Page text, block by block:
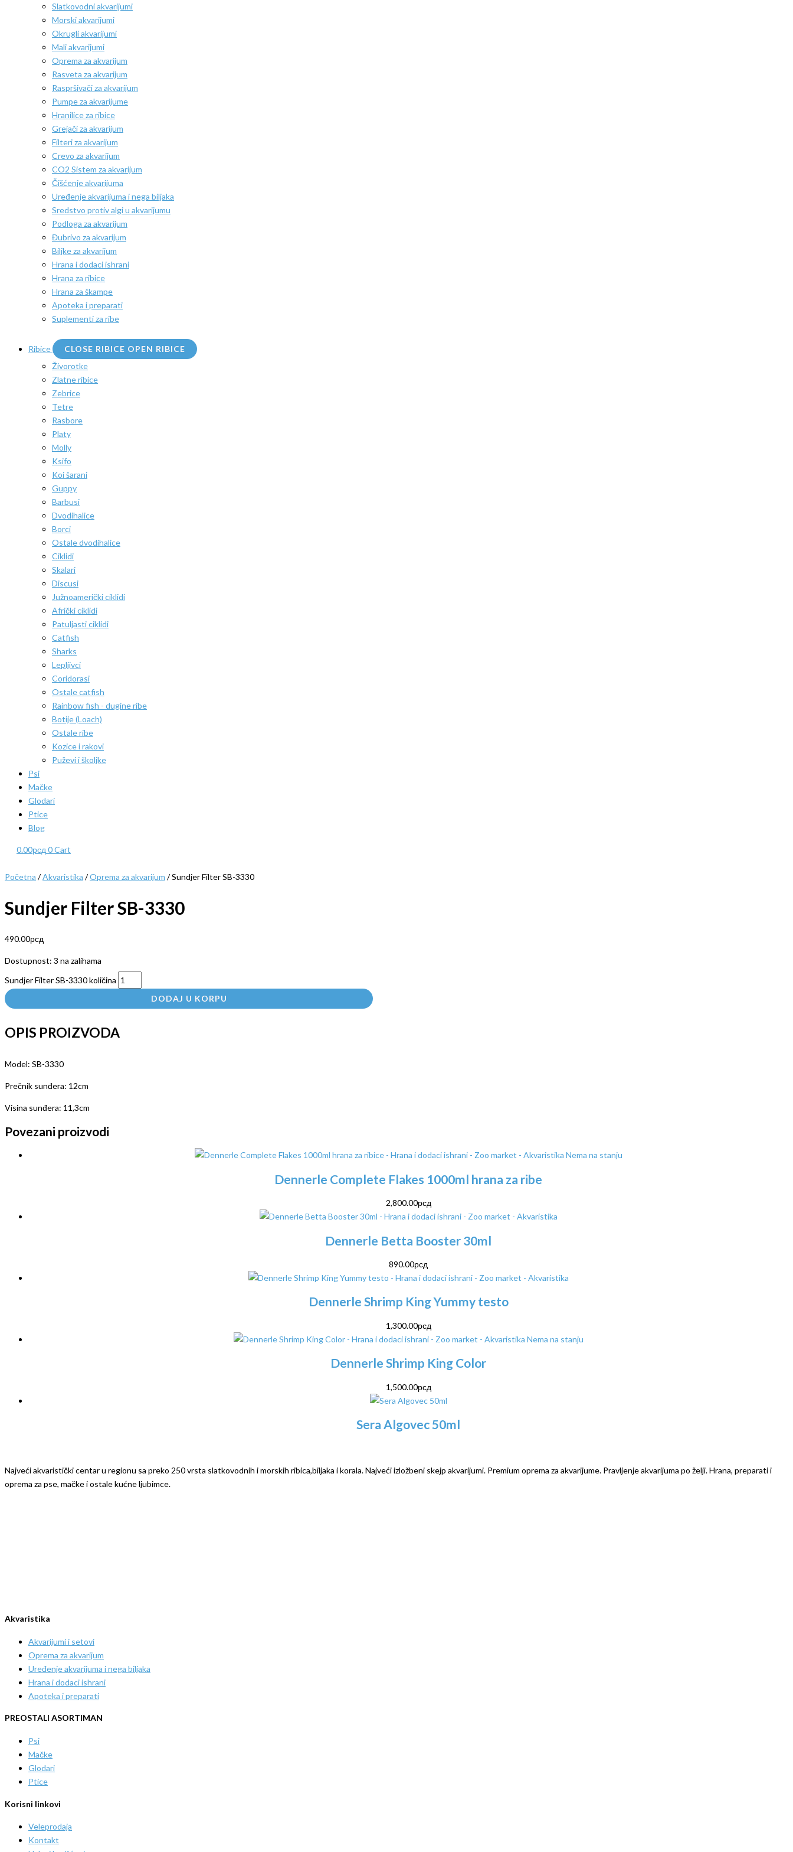
Slatkovodni akvarijumi
Morski akvarijumi
Okrugli akvarijumi
Mali akvarijumi
Oprema za akvarijum
Rasveta za akvarijum
Raspršivači za akvarijum
Pumpe za akvarijume
Hranilice za ribice
Grejači za akvarijum
Filteri za akvarijum
Crevo za akvarijum
CO2 Sistem za akvarijum
Čišćenje akvarijuma
Uređenje akvarijuma i nega biljaka
Sredstvo protiv algi u akvarijumu
Podloga za akvarijum
Đubrivo za akvarijum
Biljke za akvarijum
Hrana i dodaci ishrani
Hrana za ribice
Hrana za škampe
Apoteka i preparati
Suplementi za ribe
Ribice CLOSE RIBICE OPEN RIBICE
Živorotke
Zlatne ribice
Zebrice
Tetre
Rasbore
Platy
Molly
Ksifo
Koi šarani
Guppy
Barbusi
Dvodihalice
Borci
Ostale dvodihalice
Ciklidi
Skalari
Discusi
Južnoamerički ciklidi
Afrički ciklidi
Patuljasti ciklidi
Catfish
Sharks
Lepljivci
Coridorasi
Ostale catfish
Rainbow fish - dugine ribe
Botije (Loach)
Ostale ribe
Kozice i rakovi
Puževi i školjke
Psi
Mačke
Glodari
Ptice
Blog
0.00рсд 0Cart
Početna /Akvaristika /Oprema za akvarijum / Sundjer Filter SB-3330
Sundjer Filter SB-3330
490.00рсд
Dostupnost: 3 na zalihama
Sundjer Filter SB-3330 količina
DODAJ U KORPU
OPIS PROIZVODA
Model: SB-3330
Prečnik sunđera: 12cm
Visina sunđera: 11,3cm
Povezani proizvodi
Nema na stanju
Dennerle Complete Flakes 1000ml hrana za ribe
2,800.00рсд
Dennerle Betta Booster 30ml
890.00рсд
Dennerle Shrimp King Yummy testo
1,300.00рсд
Nema na stanju
Dennerle Shrimp King Color
1,500.00рсд
Sera Algovec 50ml
Najveći akvaristički centar u regionu sa preko 250 vrsta slatkovodnih i morskih ribica,biljaka i korala. Najveći izložbeni skejp akvarijumi. Premium oprema za akvarijume. Pravljenje akvarijuma po želji. Hrana, preparati i
oprema za pse, mačke i ostale kućne ljubimce.
Akvaristika
Akvarijumi i setovi
Oprema za akvarijum
Uređenje akvarijuma i nega biljaka
Hrana i dodaci ishrani
Apoteka i preparati
PREOSTALI ASORTIMAN
Psi
Mačke
Glodari
Ptice
Korisni linkovi
Veleprodaja
Kontakt